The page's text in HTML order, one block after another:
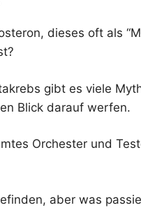
dieses oft als
gibt es viele
Blick darauf werfen.
Orchester und
aber was